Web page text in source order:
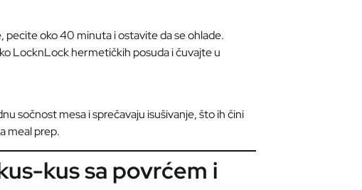
pecite oko 40 minuta i ostavite da se ohlade.
LocknLock hermetičkih posuda i čuvajte u
sočnost mesa i sprečavaju isušivanje, što ih čini
meal prep.
kus sa povrćem i